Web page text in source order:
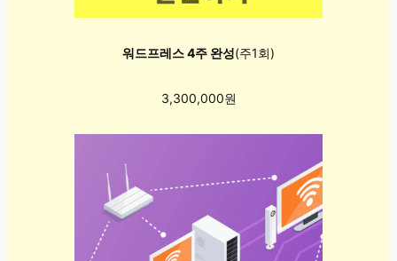
워드프레스 4주 완성(주1회)
3,300,000원